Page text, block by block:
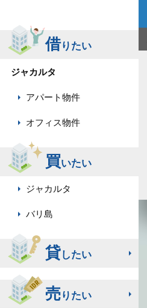
借りたい
ジャカルタ
アパート物件
オフィス物件
買いたい
ジャカルタ
バリ島
貸したい
売りたい